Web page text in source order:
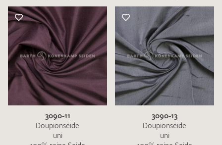
3090-11
Doupionseide
uni
3090-13
Doupionseide
uni